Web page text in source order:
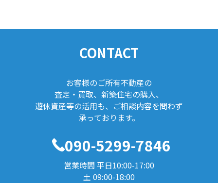
CONTACT
お客様のご所有不動産の
査定・買取、新築住宅の購入、
遊休資産等の活用も、ご相談内容を問わず
承っております。
090-5299-7846
営業時間 平日10:00-17:00
土 09:00-18:00